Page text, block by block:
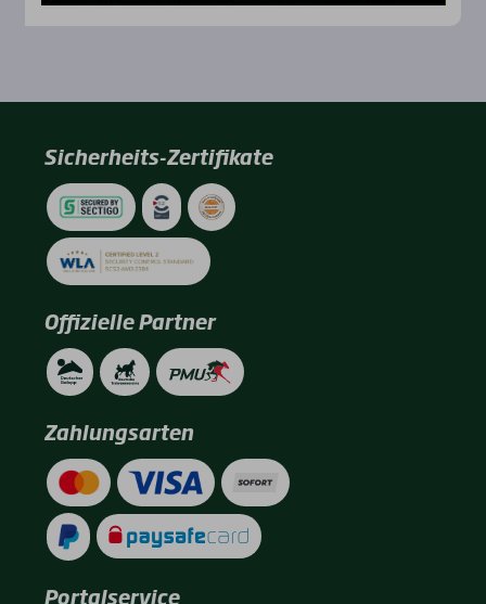
Sicherheits-Zertifikate
Offizielle Partner
Zahlungsarten
Portalservice